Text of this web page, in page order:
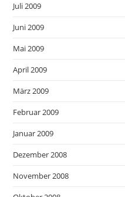
Juli 2009
Juni 2009
Mai 2009
April 2009
März 2009
Februar 2009
Januar 2009
Dezember 2008
November 2008